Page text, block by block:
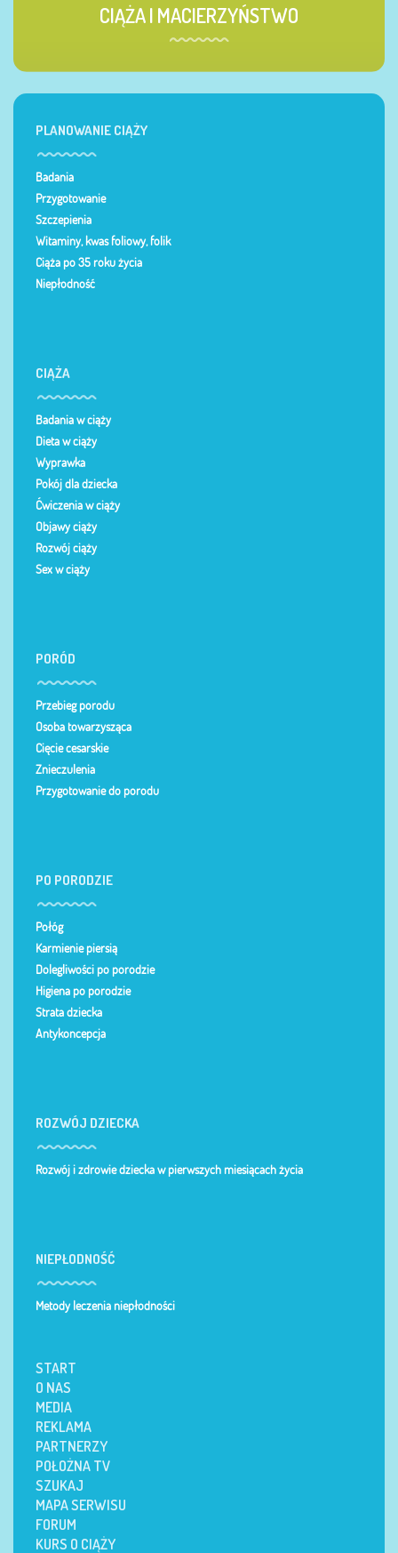
CIĄŻA I MACIERZYŃSTWO
PLANOWANIE CIĄŻY
Badania
Przygotowanie
Szczepienia
Witaminy, kwas foliowy, folik
Ciąża po 35 roku życia
Niepłodność
CIĄŻA
Badania w ciąży
Dieta w ciąży
Wyprawka
Pokój dla dziecka
Ćwiczenia w ciąży
Objawy ciąży
Rozwój ciąży
Sex w ciąży
PORÓD
Przebieg porodu
Osoba towarzysząca
Cięcie cesarskie
Znieczulenia
Przygotowanie do porodu
PO PORODZIE
Połóg
Karmienie piersią
Dolegliwości po porodzie
Higiena po porodzie
Strata dziecka
Antykoncepcja
ROZWÓJ DZIECKA
Rozwój i zdrowie dziecka w pierwszych miesiącach życia
NIEPŁODNOŚĆ
Metody leczenia niepłodności
START
O NAS
MEDIA
REKLAMA
PARTNERZY
POŁOŻNA TV
SZUKAJ
MAPA SERWISU
FORUM
KURS O CIĄŻY